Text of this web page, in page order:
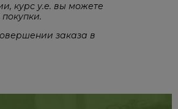
курс у.е. вы можете
заказа в